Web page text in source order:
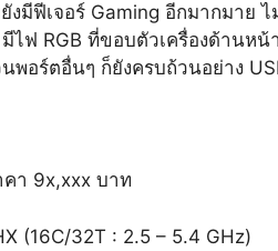
มีฟีเจอร์ Gaming อีกมากมาย
ไฟ RGB ที่ขอบตัวเครื่องด้านห
พอร์ตอื่นๆ ก็ยังครบถ้วนอย่าง
คา 9x,xxx บาท
(16C/32T : 2.5 – 5.4 GHz)